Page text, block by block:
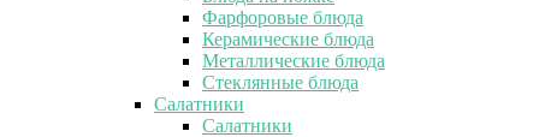
Фарфоровые блюда
Керамические блюда
Металлические блюда
Стеклянные блюда
Салатники
Салатники